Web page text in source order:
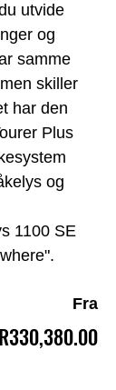
utvide
og
samme
skiller
har den
Plus
og
1100 SE
Fra